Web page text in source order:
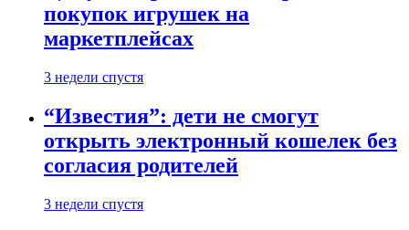
покупок игрушек на
маркетплейсах
3 недели спустя
“Известия”: дети не смогут
открыть электронный кошелек без
согласия родителей
3 недели спустя